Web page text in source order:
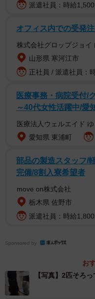
【アフター写真】突然屈強に
派遣社員：時給
オフィス内での受発
株式会社グロップジョイ
山形県 寒河江市
正社員 / 派遣社員：
医療事務・病院受付/
～40代女性活躍中/愛
医療法人ウェルエイド
愛知県 東浦町
部品の製造スタッフ/
完備/8割入寮希望者
move on株式会社
栃木県 佐野市
派遣社員：時給
Sponsored by
お
【写真】2匹そろ